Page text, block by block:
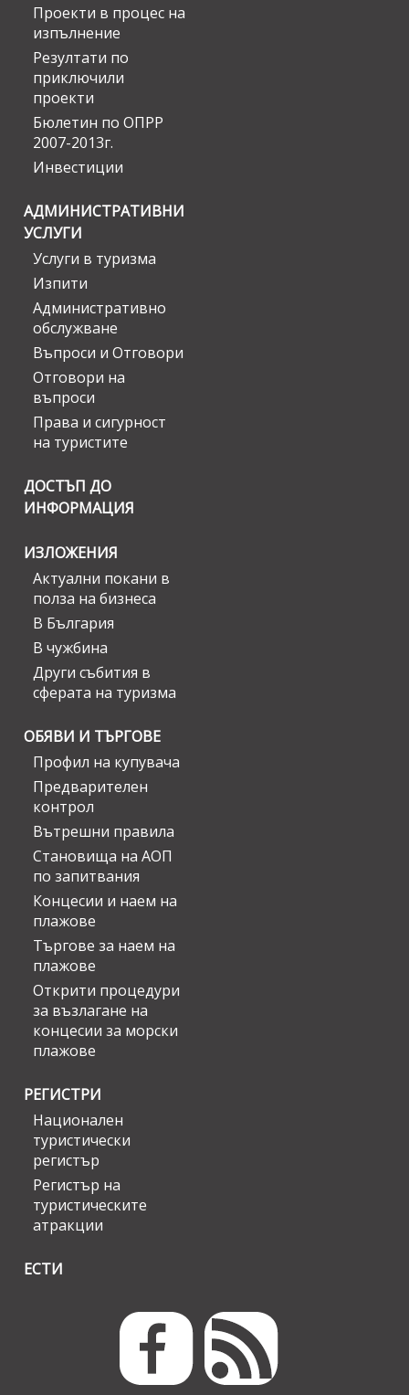
Проекти в процес на
изпълнение
Резултати по
приключили
проекти
Бюлетин по ОПРР
2007-2013г.
Инвестиции
АДМИНИСТРАТИВНИ
УСЛУГИ
Услуги в туризма
Изпити
Административно
обслужване
Въпроси и Отговори
Отговори на
въпроси
Права и сигурност
на туристите
ДОСТЪП ДО
ИНФОРМАЦИЯ
ИЗЛОЖЕНИЯ
Актуални покани в
полза на бизнеса
В България
В чужбина
Други събития в
сферата на туризма
ОБЯВИ И ТЪРГОВЕ
Профил на купувача
Предварителен
контрол
Вътрешни правила
Становища на АОП
по запитвания
Концесии и наем на
плажове
Търгове за наем на
плажове
Открити процедури
за възлагане на
концесии за морски
плажове
РЕГИСТРИ
Национален
туристически
регистър
Регистър на
туристическите
атракции
ЕСТИ